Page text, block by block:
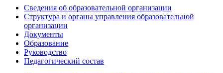
Сведения об образовательной организации
Структура и органы управления образовательной
организации
Документы
Образование
Руководство
Педагогический состав